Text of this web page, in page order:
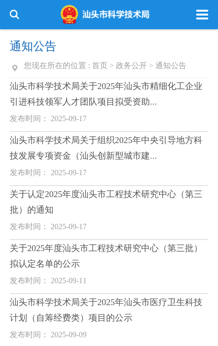
通知公告
您现在所在的位置 : 首页 > 政务公开 > 通知公告
汕头市科学技术局关于2025年汕头市精细化工企业
引进科技领军人才团队项目拟受资助...
发布时间： 2025-09-17
汕头市科学技术局关于组织2025年中央引导地方科
技发展专项资金（汕头创新型城市建...
发布时间： 2025-09-17
关于认定2025年度汕头市工程技术研究中心（第三
批）的通知
发布时间： 2025-09-17
关于2025年度汕头市工程技术研究中心（第三批）
拟认定名单的公示
发布时间： 2025-09-11
汕头市科学技术局关于2025年汕头市医疗卫生科技
计划（自筹经费类）项目的公示
发布时间： 2025-09-09